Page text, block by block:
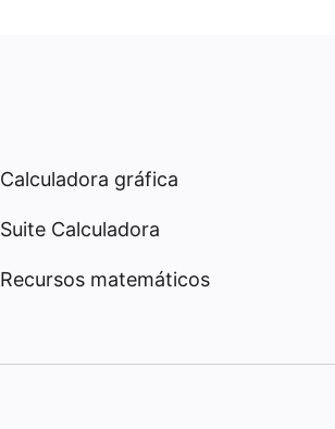
Calculadora gráfica
Suite Calculadora
Recursos matemáticos